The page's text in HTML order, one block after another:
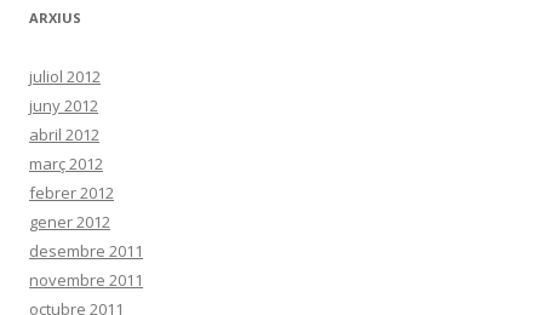
ARXIUS
juliol 2012
juny 2012
abril 2012
març 2012
febrer 2012
gener 2012
desembre 2011
novembre 2011
octubre 2011